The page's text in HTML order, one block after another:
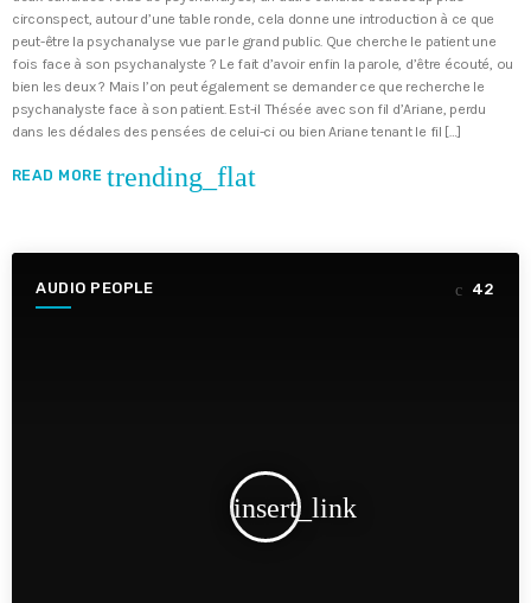
circonspect, autour d’une table ronde, cela donne une introduction à ce que
peut-être la psychanalyse vue par le grand public. Que cherche le patient une
fois face à son psychanalyste ? Le fait d’avoir enfin la parole, d’être écouté, ou
bien les deux ? Mais l’on peut également se demander ce que recherche le
psychanalyste face à son patient. Est-il Thésée avec son fil d’Ariane, perdu
dans les dédales des pensées de celui-ci ou bien Ariane tenant le fil […]
READ MORE trending_flat
AUDIO PEOPLE
insert_link
42